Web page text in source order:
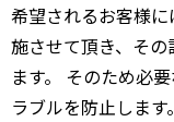
希望されるお客様
施させて頂き、そ
ます。 そのため必
ラブルを防止しま